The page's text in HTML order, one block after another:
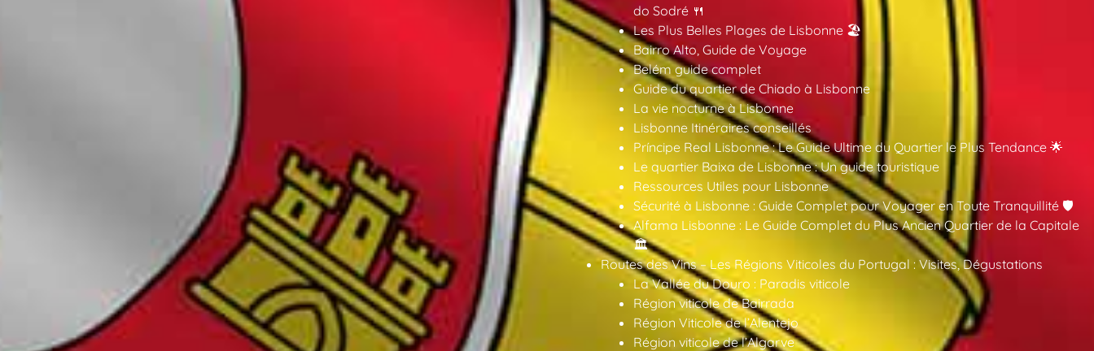
do Sodré 🍴
Les Plus Belles Plages de Lisbonne 🏖️
Bairro Alto, Guide de Voyage
Belém guide complet
Guide du quartier de Chiado à Lisbonne
La vie nocturne à Lisbonne
Lisbonne Itinéraires conseillés
Príncipe Real Lisbonne : Le Guide Ultime du Quartier le Plus Tendance 🌟
Le quartier Baixa de Lisbonne : Un guide touristique
Ressources Utiles pour Lisbonne
Sécurité à Lisbonne : Guide Complet pour Voyager en Toute Tranquillité 🛡️
Alfama Lisbonne : Le Guide Complet du Plus Ancien Quartier de la Capitale
🏛️
Routes des Vins – Les Régions Viticoles du Portugal : Visites, Dégustations
La Vallée du Douro : Paradis viticole
Région viticole de Bairrada
Région Viticole de l’Alentejo
Région viticole de l’Algarve